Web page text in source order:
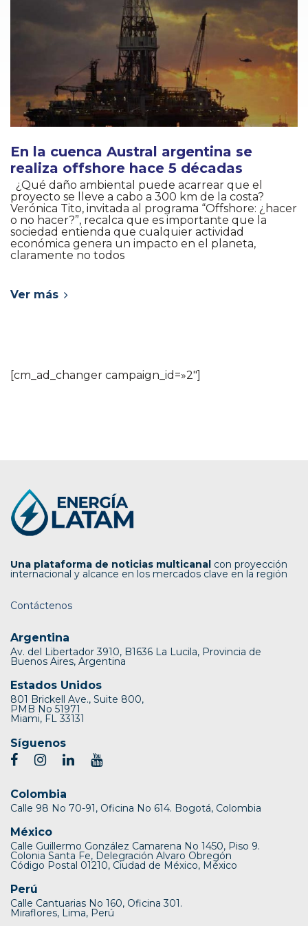
En la cuenca Austral argentina se
realiza offshore hace 5 décadas
¿Qué daño ambiental puede acarrear que el
proyecto se lleve a cabo a 300 km de la costa?
Verónica Tito, invitada al programa “Offshore: ¿hacer
o no hacer?”, recalca que es importante que la
sociedad entienda que cualquier actividad
económica genera un impacto en el planeta,
claramente no todos
Ver más
[cm_ad_changer campaign_id=»2″]
Una plataforma de noticias multicanal con proyección
internacional y alcance en los mercados clave en la región
Contáctenos
Argentina
Av. del Libertador 3910, B1636 La Lucila, Provincia de
Buenos Aires, Argentina
Estados Unidos
801 Brickell Ave., Suite 800,
PMB No 51971
Miami, FL 33131
Síguenos
Colombia
Calle 98 No 70-91, Oficina No 614. Bogotá, Colombia
México
Calle Guillermo González Camarena No 1450, Piso 9.
Colonia Santa Fe, Delegración Alvaro Obregón
Código Postal 01210, Ciudad de México, México
Perú
Calle Cantuarias No 160, Oficina 301.
Miraflores, Lima, Perú